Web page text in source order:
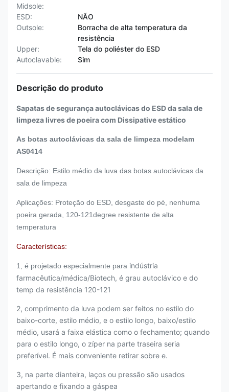
Midsole:
ESD:
NÃO
Outsole:
Borracha de alta temperatura da
resistência
Upper:
Tela do poliéster do ESD
Autoclavable:
Sim
Descrição do produto
Sapatas de segurança autoclávicas do ESD da sala de
limpeza livres de poeira com Dissipative estático
As botas autoclávicas da sala de limpeza modelam
AS0414
Descrição: Estilo médio da luva das botas autoclávicas da
sala de limpeza
Aplicações: Proteção do ESD, desgaste do pé, nenhuma
poeira gerada, 120-121degree resistente de alta
temperatura
Características:
1, é projetado especialmente para indústria
farmacêutica/médica/Biotech, é grau autoclávico e do
temp da resistência 120-121
2, comprimento da luva podem ser feitos no estilo do
baixo-corte, estilo médio, e o estilo longo, baixo/estilo
médio, usará a faixa elástica como o fechamento; quando
para o estilo longo, o zíper na parte traseira seria
preferível. É mais conveniente retirar sobre e.
3, na parte dianteira, laços ou pressão são usados
apertando e fixando a gáspea